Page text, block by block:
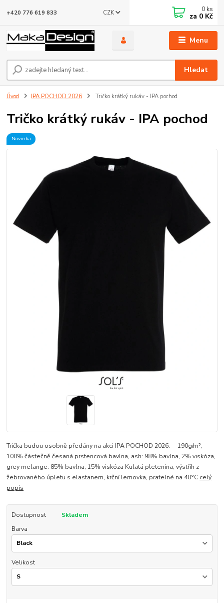
Menu
CZK
Hledat
+420 776 619 833 0 ks
za 0 Kč
Úvod IPA POCHOD 2026 Tričko krátký rukáv - IPA pochod
Tričko krátký rukáv - IPA pochod
Novinka
Trička budou osobně předány na akci IPA POCHOD 2026. 190g/m²,
100% částečně česaná prstencová bavlna, ash: 98% bavlna, 2% viskóza,
grey melange: 85% bavlna, 15% viskóza Kulatá pletenina, výstřih z
žebrovaného úpletu s elastanem, krční lemovka, pratelné na 40°C celý
popis
Dostupnost
Skladem
Barva
Velikost